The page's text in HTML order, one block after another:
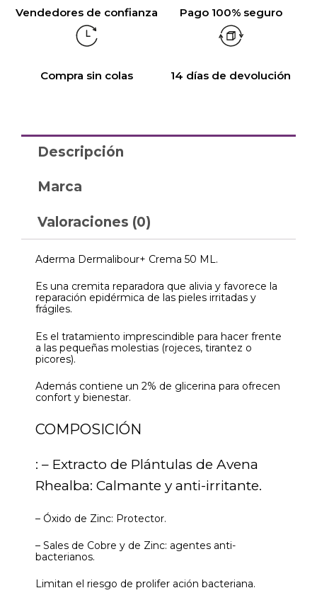
Vendedores de confianza Pago 100% seguro
Compra sin colas 14 días de devolución
Descripción
Marca
Valoraciones (0)
Aderma Dermalibour+ Crema 50 ML.
Es una cremita reparadora que alivia y favorece la
reparación epidérmica de las pieles irritadas y
frágiles.
Es el tratamiento imprescindible para hacer frente
a las pequeñas molestias (rojeces, tirantez o
picores).
Además contiene un 2% de glicerina para ofrecen
confort y bienestar.
COMPOSICIÓN
: – Extracto de Plántulas de Avena
Rhealba: Calmante y anti-irritante.
– Óxido de Zinc: Protector.
– Sales de Cobre y de Zinc: agentes anti-
bacterianos.
Limitan el riesgo de prolifer ación bacteriana.